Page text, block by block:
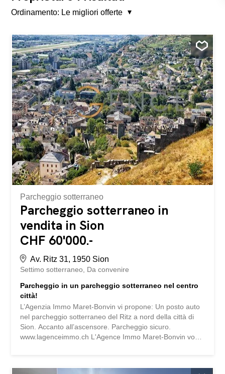
Ordinamento: Le migliori offerte
Parcheggio sotterraneo
Parcheggio sotterraneo in
vendita in Sion
CHF 60'000.-
Av. Ritz 31, 1950 Sion
Settimo sotterraneo
Da convenire
Parcheggio in un parcheggio sotterraneo nel centro
città!
L’Agenzia Immo Maret-Bonvin vi propone: Un posto auto
nel parcheggio sotterraneo del Ritz a nord della città di
Sion. Accanto all’ascensore. Parcheggio sicuro.
www.lagenceimmo.ch L'Agence Immo Maret-Bonvin vous
Parking sécurisé. www.lagenceimmo.ch